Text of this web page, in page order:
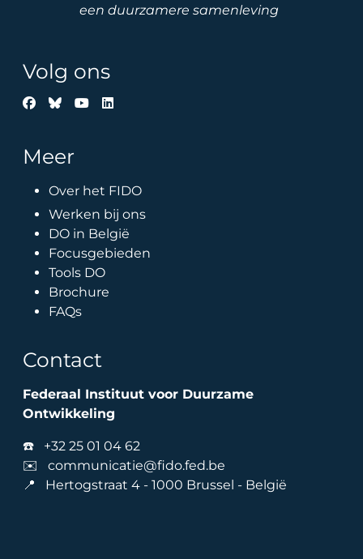
een duurzamere samenleving
Volg ons
Meer
Over het FIDO
Werken bij ons
DO in België
Focusgebieden
Tools DO
Brochure
FAQs
Contact
Federaal Instituut voor Duurzame
Ontwikkeling
☎️ +32 25 01 04 62
✉️ communicatie@fido.fed.be
📍 Hertogstraat 4 - 1000 Brussel - België